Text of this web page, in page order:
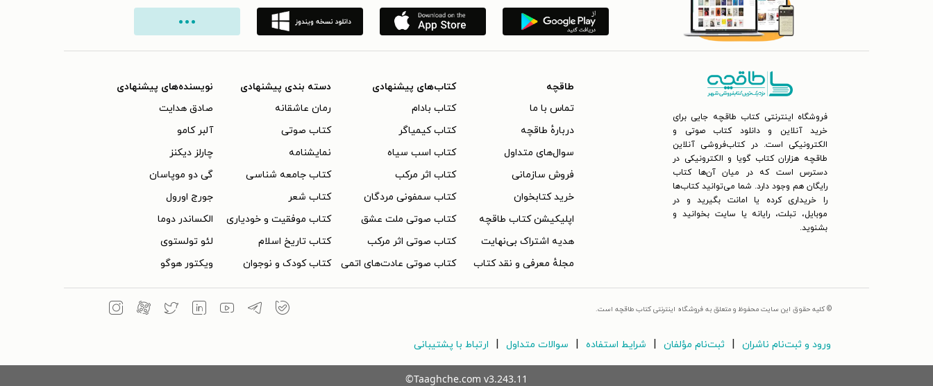
فروشگاه اینترنتی کتاب طاقچه جایی برای
خرید آنلاین و دانلود کتاب صوتی و
الکترونیکی است. در کتاب‌فروشی آنلاین
طاقچه هزاران کتاب گویا و الکترونیکی در
دسترس است که در میان آن‌ها کتاب
رایگان هم وجود دارد. شما می‌توانید کتاب‌ها
را خریداری کرده یا امانت بگیرید و در
موبایل، تبلت، رایانه یا سایت بخوانید و
بشنوید.
طاقچه
تماس با ما
دربارهٔ طاقچه
سوال‌های متداول
فروش سازمانی
خرید کتابخوان
اپلیکیشن کتاب طاقچه
هدیه اشتراک بی‌نهایت
مجلهٔ معرفی و نقد کتاب
کتاب‌های پیشنهادی
کتاب بادام
کتاب کیمیاگر
کتاب اسب سیاه
کتاب اثر مرکب
کتاب سمفونی مردگان
کتاب صوتی ملت عشق
کتاب صوتی اثر مرکب
کتاب صوتی عادت‌های اتمی
دسته بندی پیشنهادی
رمان عاشقانه
کتاب‌ صوتی
نمایشنامه
کتاب جامعه شناسی
کتاب شعر
کتاب موفقیت و خودیاری
کتاب تاریخ اسلام
کتاب کودک و نوجوان
نویسنده‌های پیشنهادی
صادق هدایت
آلبر کامو
چارلز دیکنز
گی دو موپاسان
جورج اورول
الکساندر دوما
لئو تولستوی
ویکتور هوگو
© کلیه حقوق این سایت محفوظ و متعلق به فروشگاه اینترنتی کتاب طاقچه است.
ورود و ثبت‌نام ناشران | ثبت‌نام مؤلفان | شرایط استفاده | سوالات متداول | ارتباط با پشتیبانی
©Taaghche.com v3.243.11